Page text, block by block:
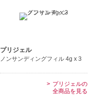
プリジェル
ノンサンディングフィル 4g x 3
プリジェルの
全商品を見る